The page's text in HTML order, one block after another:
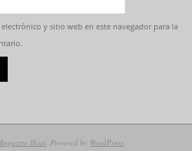
y sitio web en este navegador para la
Hoot. Powered by WordPress.